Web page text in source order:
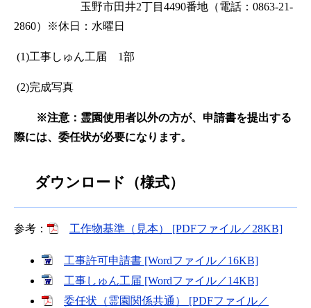
玉野市田井2丁目4490番地（電話：0863-21-
2860）※休日：水曜日
(1)工事しゅん工届 1部
(2)完成写真
※注意：霊園使用者以外の方が、申請書を提出する
際には、委任状が必要になります。
ダウンロード（様式）
参考： 工作物基準（見本） [PDFファイル／28KB]
工事許可申請書 [Wordファイル／16KB]
工事しゅん工届 [Wordファイル／14KB]
委任状（霊園関係共通） [PDFファイル／